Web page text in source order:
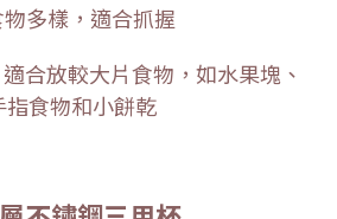
物多樣，適合抓握
適合放較大片食物，如水果塊、
指食物和小餅乾